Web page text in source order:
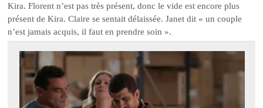
Kira. Florent n’est pas très présent, donc le vide est encore plus
présent de Kira. Claire se sentait délaissée. Janet dit « un couple
n’est jamais acquis, il faut en prendre soin ».